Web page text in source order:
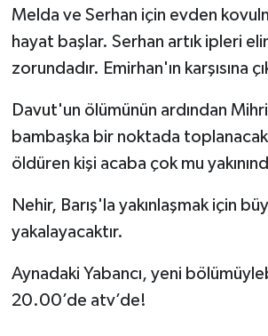
Melda ve Serhan için evden
hayat başlar. Serhan artık ipleri
zorundadır. Emirhan'ın karşısına
Davut'un ölümünün ardından
bambaşka bir noktada
öldüren kişi acaba çok mu
Nehir, Barış'la yakınlaşmak için
yakalayacaktır.
Aynadaki Yabancı, yeni
20.00’de atv’de!